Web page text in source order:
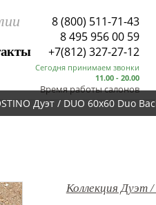
8 (800) 511-71-43
8 495 956 00 59
Сегодня принимаем звонки
11.00 - 20.00
Время работы салонов
+7(812) 327-27-12
Дуэт / DUO 60x60 Duo
Коллекция Дуэт